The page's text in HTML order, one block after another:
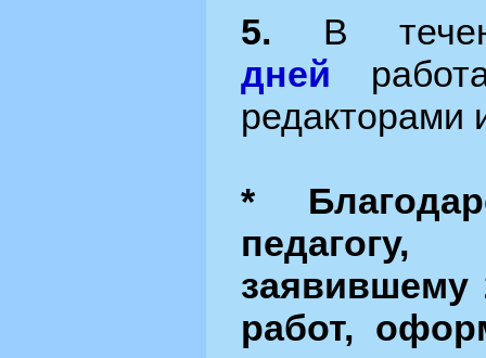
5. В
дней
редакторами
*
заявившему
работ,